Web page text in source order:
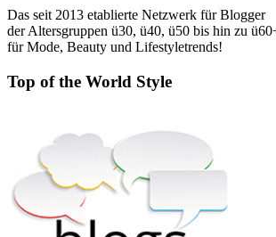
Das seit 2013 etablierte Netzwerk für Blogger
der Altersgruppen ü30, ü40, ü50 bis hin zu
für Mode, Beauty und Lifestyletrends!
Top of the World Style